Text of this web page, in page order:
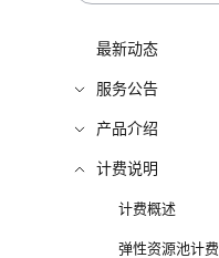
最新动态
服务公告
产品介绍
计费说明
计费概述
弹性资源池计费